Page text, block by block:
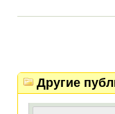
Другие